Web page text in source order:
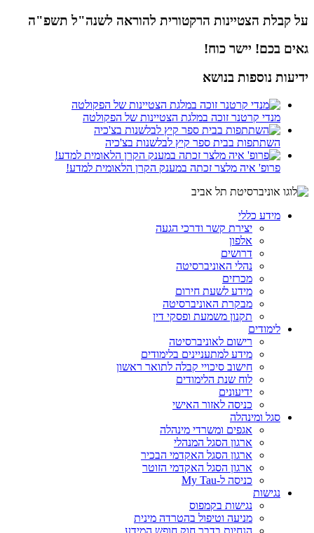
על קבלת הצטיינות הרקטורית להוראה לשנה"ל תשפ"ה
גאים בכם! יישר כוח!
ידיעות נוספות בנושא
מנדי קרטנר זוכה במלגת הצטיינות של הפקולטה
השתתפות בבית ספר קיץ לבלשנות בצ'כיה
פרופ' איה מלצר זכתה במענק הקרן הלאומית למדע!
מידע כללי
יצירת קשר ודרכי הגעה
אלפון
דרושים
נהלי האוניברסיטה
מכרזים
מידע לשעת חירום
מבקרת האוניברסיטה
תקנון משמעת ופסקי דין
לימודים
רישום לאוניברסיטה
מידע למתעניינים בלימודים
חישוב סיכויי קבלה לתואר ראשון
לוח שנת הלימודים
ידיעונים
כניסה לאזור האישי
סגל ומינהלה
אגפים ומשרדי מינהלה
ארגון הסגל המנהלי
ארגון הסגל האקדמי הבכיר
ארגון הסגל האקדמי הזוטר
כניסה ל-My Tau
נגישות
נגישות בקמפוס
מניעה וטיפול בהטרדה מינית
הנחיות בדבר חוק חופש המידע